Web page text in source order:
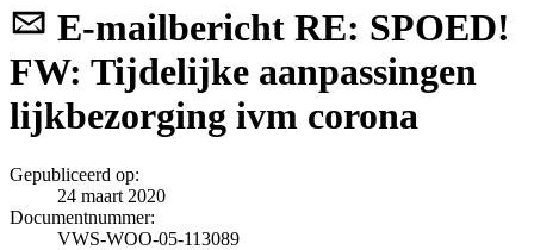
E-mailbericht RE: SPOED!
FW: Tijdelijke aanpassingen
lijkbezorging ivm corona
Gepubliceerd op:
24 maart 2020
Documentnummer:
VWS-WOO-05-113089